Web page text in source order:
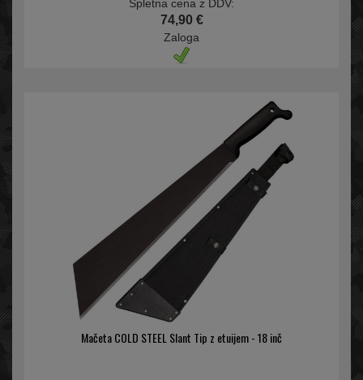
Spletna cena z DDV:
74,90 €
Zaloga
Mačeta COLD STEEL Slant Tip z etuijem - 18 inč